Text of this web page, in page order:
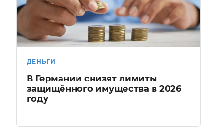
ДЕНЬГИ
В Германии снизят лимиты
защищённого имущества в 2026
году